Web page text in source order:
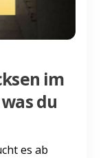
im
du
es ab